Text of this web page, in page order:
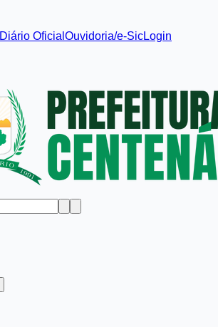
Diário Oficial Ouvidoria/e-SicLogin